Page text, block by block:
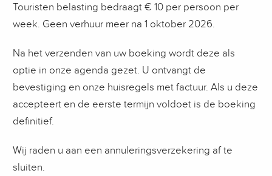
Touristen belasting bedraagt € 10 per persoon per
week. Geen verhuur meer na 1 oktober 2026.
Na het verzenden van uw boeking wordt deze als
optie in onze agenda gezet. U ontvangt de
bevestiging en onze huisregels met factuur. Als u deze
accepteert en de eerste termijn voldoet is de boeking
definitief.
Wij raden u aan een annuleringsverzekering af te
sluiten.